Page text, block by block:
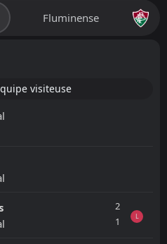
Fluminense
visiteuse
2
1
L